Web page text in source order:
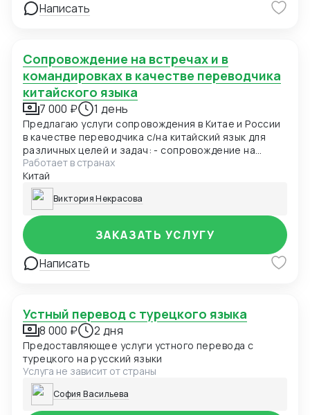
Написать
Сопровождение на встречах и в
командировках в качестве переводчика
китайского языка
7 000 ₽ 1 день
Предлагаю услуги сопровождения в Китае и России
в качестве переводчика с/на китайский язык для
различных целей и задач: - сопровождение на
выставках и в командировках; - ведение
переговоров с партнерами/поставщиками/
клиентами; - сопровождение при посещении
оптовых рынков, закупки. Вам необходимо решить,
на какое количество дней или часов вы заказываете
мою услугу. Оплата почасовая. Трансферы и
проживание оплачиваются заказчиком отдельно
Работает в странах
Китай
Виктория Некрасова
Написать
ЗАКАЗАТЬ УСЛУГУ
Устный перевод с турецкого языка
8 000 ₽ 2 дня
Предоставляющее услуги устного перевода с
турецкого на русский языки
Услуга не зависит от страны
София Васильева